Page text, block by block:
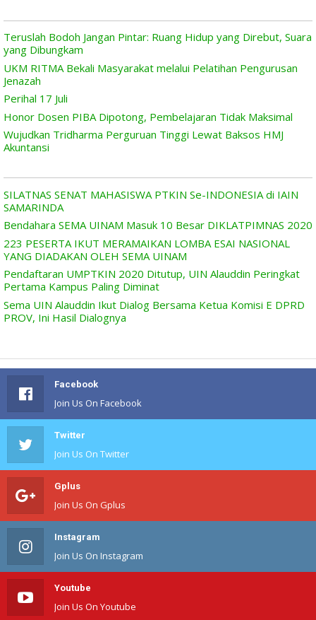
Teruslah Bodoh Jangan Pintar: Ruang Hidup yang Direbut, Suara
yang Dibungkam
UKM RITMA Bekali Masyarakat melalui Pelatihan Pengurusan
Jenazah
Perihal 17 Juli
Honor Dosen PIBA Dipotong, Pembelajaran Tidak Maksimal
Wujudkan Tridharma Perguruan Tinggi Lewat Baksos HMJ
Akuntansi
SILATNAS SENAT MAHASISWA PTKIN Se-INDONESIA di IAIN
SAMARINDA
Bendahara SEMA UINAM Masuk 10 Besar DIKLATPIMNAS 2020
223 PESERTA IKUT MERAMAIKAN LOMBA ESAI NASIONAL
YANG DIADAKAN OLEH SEMA UINAM
Pendaftaran UMPTKIN 2020 Ditutup, UIN Alauddin Peringkat
Pertama Kampus Paling Diminat
Sema UIN Alauddin Ikut Dialog Bersama Ketua Komisi E DPRD
PROV, Ini Hasil Dialognya
Facebook
Join Us On Facebook
Twitter
Join Us On Twitter
Gplus
Join Us On Gplus
Instagram
Join Us On Instagram
Youtube
Join Us On Youtube